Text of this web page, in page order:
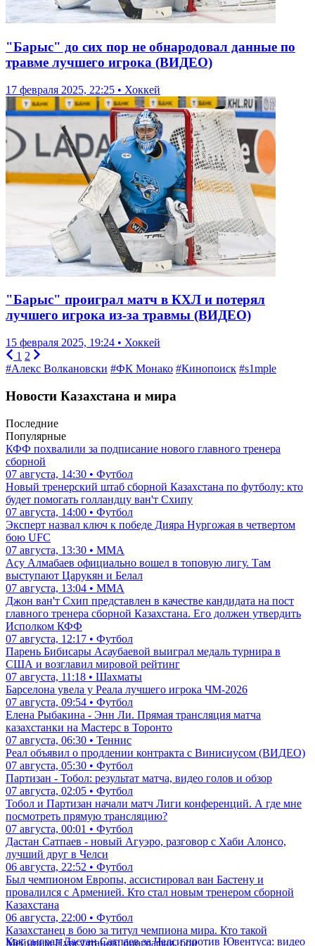
"Барыс" до сих пор не обнародовал данные по
травме лучшего игрока (ВИДЕО)
17 февраля 2025, 22:25 • Хоккей
"Барыс" проиграл матч в КХЛ и потерял
лучшего игрока из-за травмы (ВИДЕО)
15 февраля 2025, 19:24 • Хоккей
1 2
#Алекс Волкановски #ФК Монако #Кинопоиск #s1mple
Новости Казахстана и мира
Последние
Популярные
КФФ похвалили за подписание нового главного тренера
сборной
07 августа, 14:30 • Футбол
Новый тренерский штаб сборной Казахстана по футболу: кто
будет помогать голландцу ван'т Схипу
07 августа, 14:00 • Футбол
Эксперт назвал ключ к победе Дияра Нургожая в четвертом
бою UFC
07 августа, 13:30 • ММА
Асу Алмабаев официально вошел в топовую лигу. Там
выступают Царукян и Белал
07 августа, 13:04 • ММА
Джон ван'т Схип представлен в качестве кандидата на пост
главного тренера сборной Казахстана. Его должен утвердить
Исполком КФФ
07 августа, 12:17 • Футбол
Парень Бибисары Асаубаевой выиграл медаль турнира в
США и возглавил мировой рейтинг
07 августа, 11:18 • Шахматы
Барселона увела у Реала лучшего игрока ЧМ-2026
07 августа, 09:54 • Футбол
Елена Рыбакина - Энн Ли. Прямая трансляция матча
казахстанки на Мастерс в Торонто
07 августа, 06:30 • Теннис
Реал объявил о продлении контракта с Винисиусом (ВИДЕО)
07 августа, 05:30 • Футбол
Партизан - Тобол: результат матча, видео голов и обзор
07 августа, 02:05 • Футбол
Тобол и Партизан начали матч Лиги конференций. А где мне
посмотреть прямую трансляцию?
07 августа, 00:01 • Футбол
Дастан Сатпаев - новый Агуэро, разговор с Хаби Алонсо,
лучший друг в Челси
06 августа, 22:52 • Футбол
Был чемпионом Европы, ассистировал ван Бастену и
провалился с Арменией. Кто стал новым тренером сборной
Казахстана
06 августа, 22:00 • Футбол
Казахстанец в бою за титул чемпиона мира. Кто такой
Мейирим Нурсултанов: биография, бои
Как сыграл Дастан Сатпаев за Челси против Ювентуса: видео